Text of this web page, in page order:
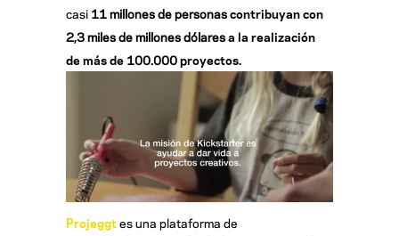
casi 11 millones de personascontribuyan con
2,3 miles de millones dólaresa la realización
de más de 100.000proyectos.
Projeggtes una plataforma de